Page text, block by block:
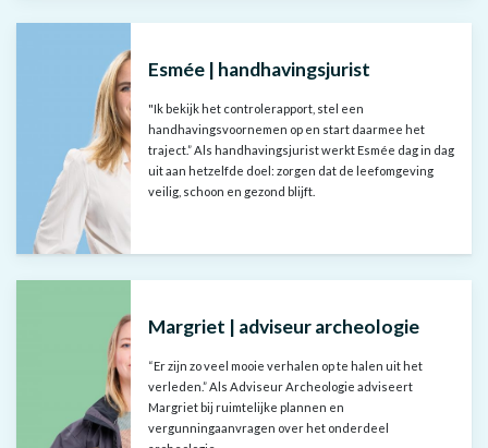
Esmée | handhavingsjurist
"Ik bekijk het controlerapport, stel een
handhavingsvoornemen op en start daarmee het
traject.” Als handhavingsjurist werkt Esmée dag in dag
uit aan hetzelfde doel: zorgen dat de leefomgeving
veilig, schoon en gezond blijft.
Margriet | adviseur archeologie
“Er zijn zo veel mooie verhalen op te halen uit het
verleden.” Als Adviseur Archeologie adviseert
Margriet bij ruimtelijke plannen en
vergunningaanvragen over het onderdeel